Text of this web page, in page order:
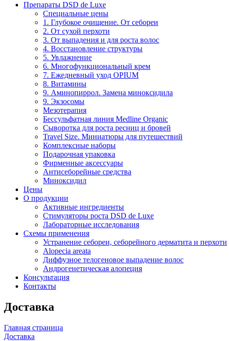
Препараты DSD de Luxe
Специальные цены
1. Глубокое очищение. От себореи
2. От сухой перхоти
3. От выпадения и для роста волос
4. Восстановление структуры
5. Увлажнение
6. Многофункциональный крем
7. Ежедневный уход OPIUM
8. Витамины
9. Аминопиррол. Замена миноксидила
9. Экзосомы
Мезотерапия
Бессульфатная линия Medline Organic
Сыворотка для роста ресниц и бровей
Travel Size. Миниатюры для путешествий
Комплексные наборы
Подарочная упаковка
Фирменные аксессуары
Антисеборейные средства
Миноксидил
Цены
О продукции
Активные ингредиенты
Стимуляторы роста DSD de Luxe
Лабораторные исследования
Схемы применения
Устранение себореи, себорейного дерматита и перхоти
Alopecia areata
Диффузное телогеновое выпадение волос
Андрогенетическая алопеция
Консультация
Контакты
Доставка
Главная страница
Доставка